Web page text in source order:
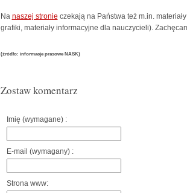
Na naszej stronie czekają na Państwa też m.in.
grafiki, materiały informacyjne dla nauczycieli).
(źródło: informacje prasowe NASK)
Zostaw komentarz
Imię (wymagane) :
E-mail (wymagany) :
Strona www: